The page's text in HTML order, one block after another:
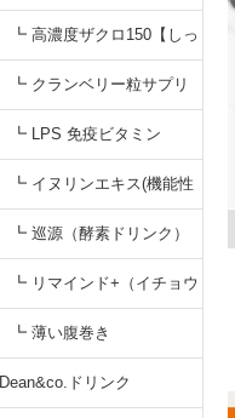
っきりアントシアニン】
物繊維&鉄分】プルーンジ
ュース
┗ 高濃度ザクロ150【しっ
かりエラグ酸】無添加
┗ クランベリー粒サプリ
┗ LPS 免疫ビタミン
┗ イヌリンエキス(機能性
食品)
┗ 巡源（酵素ドリンク）
┗ リマインド+（イチョウ
葉サプリ）
┗ 薄い腹巻き
Dean&co.ドリンク